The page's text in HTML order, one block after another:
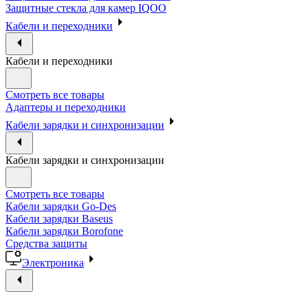
Защитные стекла для камер IQOO
Кабели и переходники
Кабели и переходники
Смотреть все товары
Адаптеры и переходники
Кабели зарядки и синхронизации
Кабели зарядки и синхронизации
Смотреть все товары
Кабели зарядки Go-Des
Кабели зарядки Baseus
Кабели зарядки Borofone
Средства защиты
Электроника